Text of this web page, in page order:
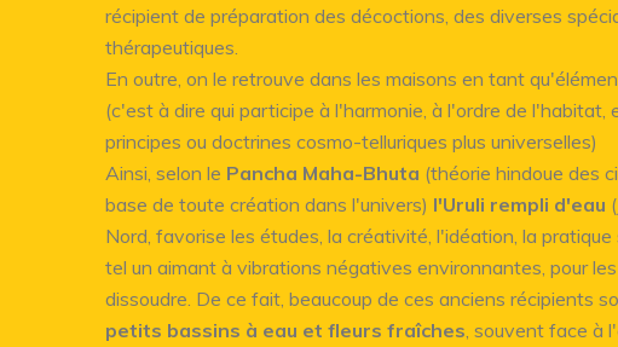
récipient de préparation des décoctions, des diverses
thérapeutiques.
En outre, on le retrouve dans les maisons en tant
(c'est à dire qui participe à l'harmonie, à l'ordre de l'habitat,
principes ou doctrines cosmo-telluriques plus universelles)
Ainsi, selon le Pancha Maha-Bhuta (théorie hindoue des
base de toute création dans l'univers) l'Uruli rempli d'eau
Nord, favorise les études, la créativité, l'idéation, la pratique
tel un aimant à vibrations négatives environnantes, pour
dissoudre. De ce fait, beaucoup de ces anciens récipients
petits bassins à eau et fleurs fraîches , souvent face à